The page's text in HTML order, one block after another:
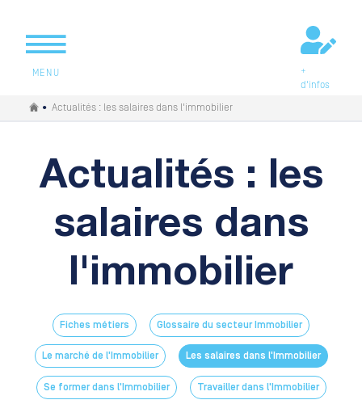
MENU
+
d'infos
Vous êtes ici
• Actualités : les salaires dans l'immobilier
Actualités : les
salaires dans
l'immobilier
Fiches métiers Glossaire du secteur Immobilier
Le marché de l'Immobilier Les salaires dans l'Immobilier
Se former dans l'Immobilier Travailler dans l'Immobilier